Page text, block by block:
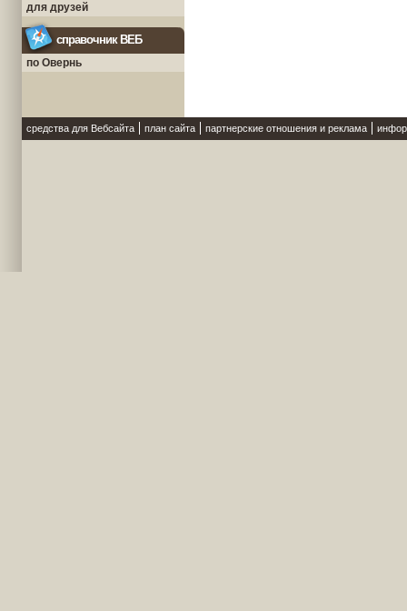
для друзей
справочник ВЕБ
по Овернь
средства для Вебсайта план сайта партнерские отношения и реклама